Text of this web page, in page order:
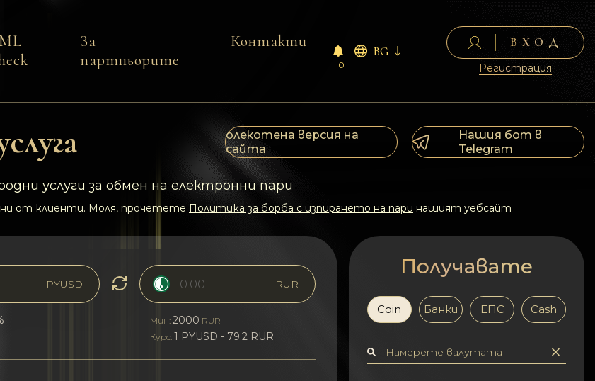
За
партньорите
Контакти
0
BG
ВХОД
Регистрация
олекотена версия на
сайта
Нашия бот в
Telegram
услуги за обмен на електронни пари
от клиенти. Моля, прочетете Политика за борба с изпирането на пари нашият уебсайт
PYUSD RUR
Мин: 2000 RUR
Курс: 1 PYUSD - 79.2 RUR
Получавате
Coin Банки ЕПС Cash